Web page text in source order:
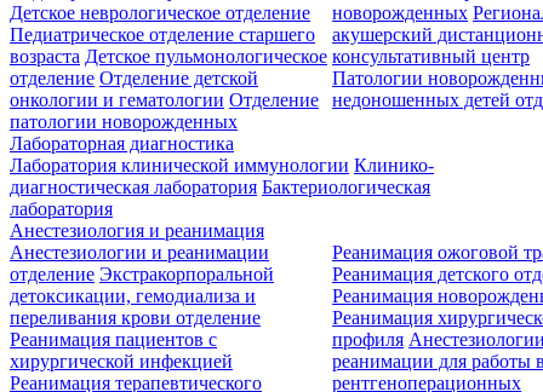
новорожденных
акушерский
консультативный центр
Патологии
недоношенных детей
Детское неврологическое отделение
Педиатрическое отделение старшего
возраста Детское пульмонологическое
отделение Отделение детской
онкологии и гематологии Отделение
патологии новорожденных
Лабораторная диагностика
Лаборатория клинической иммунологии Клинико-
диагностическая лаборатория Бактериологическая
лаборатория
Анестезиология и реанимация
Анестезиологии и реанимации
отделение Экстракорпоральной
детоксикации, гемодиализа и
переливания крови отделение
Реанимация пациентов с
хирургической инфекцией
Реанимация терапевтического
Реанимация ожоговой
Реанимация детского
Реанимация
Реанимация
профиля
реанимации для работы
рентгеноперационных